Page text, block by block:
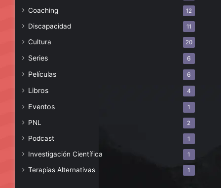
Coaching 12
Discapacidad 11
Cultura 20
Series 6
Películas 6
Libros 4
Eventos 1
PNL 2
Podcast 1
Investigación Científica 1
Terapias Alternativas 1